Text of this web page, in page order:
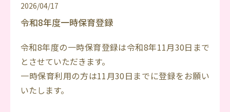
2026/04/17
令和8年度一時保育登録
令和8年度の一時保育登録は令和8年11月30日まで
とさせていただきます。
一時保育利用の方は11月30日までに登録をお願い
いたします。